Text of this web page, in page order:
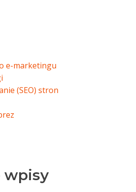
e-marketingu
(SEO) stron
wpisy